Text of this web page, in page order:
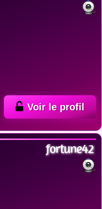
Voir le profil
fortune42